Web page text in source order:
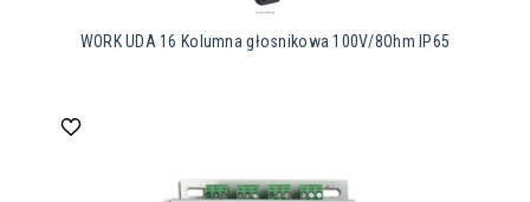
WORK UDA 16 Kolumna głosnikowa 100V/8Ohm IP65